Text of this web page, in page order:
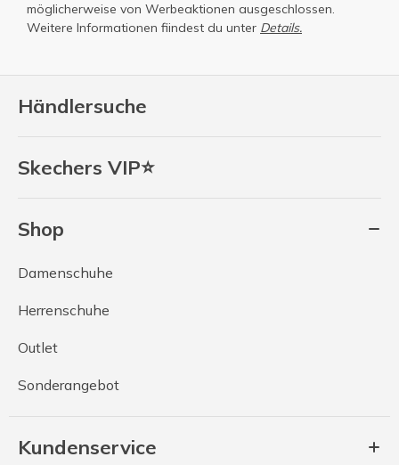
Händlersuche
Skechers VIP⭐
Shop
Damenschuhe
Herrenschuhe
Outlet
Sonderangebot
Kundenservice
möglicherweise von Werbeaktionen ausgeschlossen.
Weitere Informationen fiindest du unter Details.